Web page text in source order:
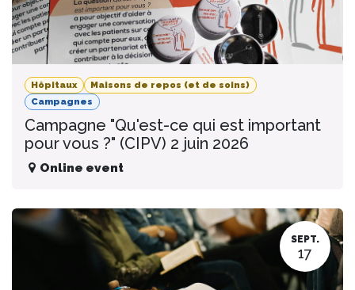
Hôpitaux
Maisons de repos (et de soins)
Campagnes
Campagne "Qu'est-ce qui est important
pour vous ?" (CIPV) 2 juin 2026
Online event
SEPT.
17